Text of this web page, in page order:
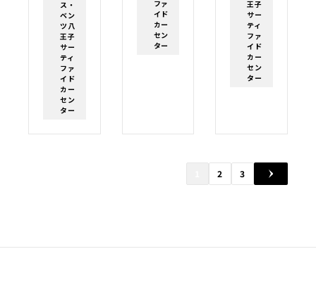
ス・
ベン
ツ八
王子
サー
ティ
ファ
イド
カー
セン
ター
ファ
イド
カー
セン
ター
王子
サー
ティ
ファ
イド
カー
セン
ター
2 3